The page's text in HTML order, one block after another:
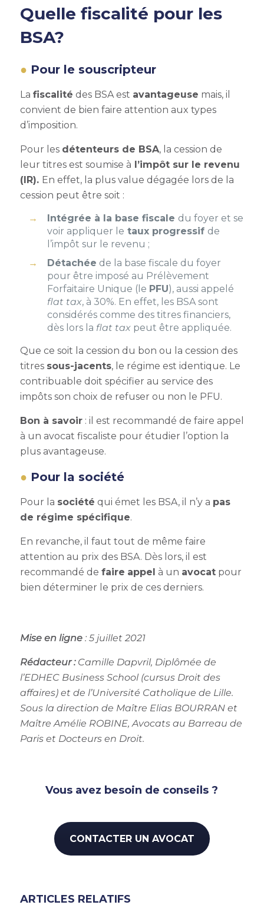
Quelle fiscalité pour les
BSA?
Pour le souscripteur
La fiscalité des BSA est avantageuse mais, il
convient de bien faire attention aux types
d’imposition.
Pour les détenteurs de BSA, la cession de
leur titres est soumise à l’impôt sur le revenu
(IR). En effet, la plus value dégagée lors de la
cession peut être soit :
Intégrée à la base fiscale du foyer et se
voir appliquer le taux progressif de
l’impôt sur le revenu ;
Détachée de la base fiscale du foyer
pour être imposé au Prélèvement
Forfaitaire Unique (le PFU), aussi appelé
flat tax, à 30%. En effet, les BSA sont
considérés comme des titres financiers,
dès lors la flat taxpeut être appliquée.
Que ce soit la cession du bon ou la cession des
titres sous-jacents, le régime est identique. Le
contribuable doit spécifier au service des
impôts son choix de refuser ou non le PFU.
Bon à savoir: il est recommandé de faire appel
à un avocat fiscaliste pour étudier l’option la
plus avantageuse.
Pour la société
Pour la société qui émet les BSA, il n’y a pas
de régime spécifique.
En revanche, il faut tout de même faire
attention au prix des BSA. Dès lors, il est
recommandé de faire appel à un avocatpour
bien déterminer le prix de ces derniers.
Mise en ligne: 5 juillet 2021
Rédacteur : Camille Dapvril, Diplômée de
l’EDHEC Business School (cursus Droit des
affaires) et de l’Université Catholique de Lille.
Sous la direction de Maître Elias BOURRAN et
Maître Amélie ROBINE, Avocats au Barreau de
Paris et Docteurs en Droit.
Vous avez besoin de conseils ?
CONTACTER UN AVOCAT
ARTICLES RELATIFS